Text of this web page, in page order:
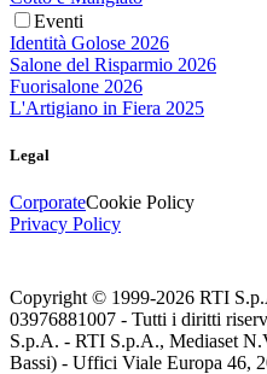
Eventi
Identità Golose 2026
Salone del Risparmio 2026
Fuorisalone 2026
L'Artigiano in Fiera 2025
Legal
CorporateCookie Policy
Privacy Policy
Copyright © 1999-2026 RTI
03976881007 - Tutti i diritti
S.p.A. - RTI S.p.A., Mediaset
Bassi) - Uffici Viale Europa 46,